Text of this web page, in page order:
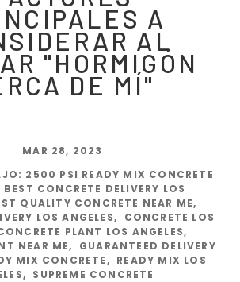
A
AL
"HORMIGÓN
DE MÍ"
MAR 28, 2023
: 2500 PSI READY MIX CONCRETE
BEST CONCRETE DELIVERY LOS
QUALITY CONCRETE NEAR ME,
LOS ANGELES, CONCRETE LOS
PLANT LOS ANGELES,
NEAR ME, GUARANTEED DELIVERY
MIX CONCRETE, READY MIX LOS
, SUPREME CONCRETE